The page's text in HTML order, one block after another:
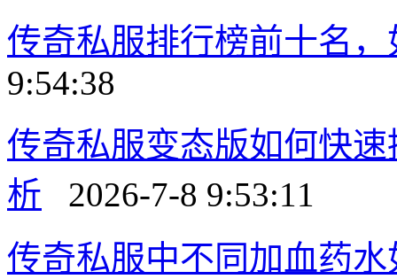
传奇私服排行榜前十名
9:54:38
传奇私服变态版如何快
析 2026-7-8 9:53:11
传奇私服中不同加血药